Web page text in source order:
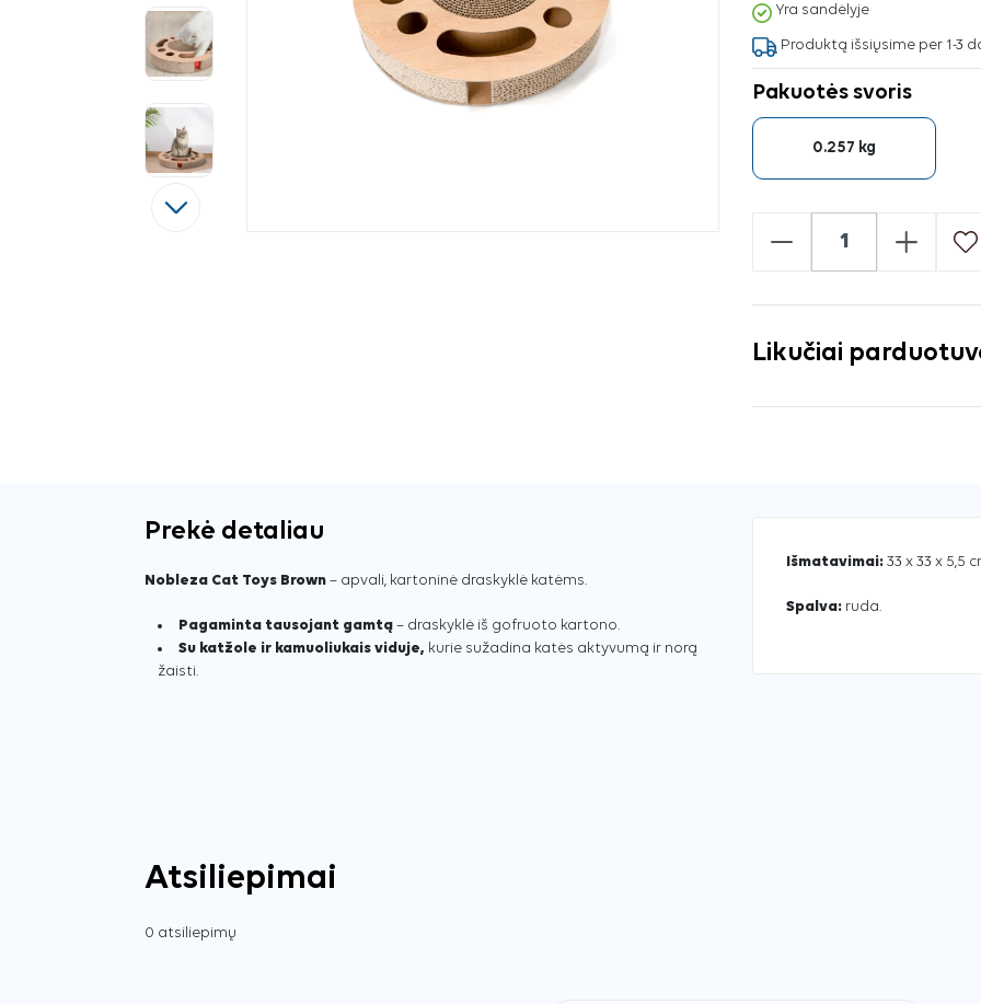
Tęsti
Yra sandėlyje
Produktą išsiųsime per 1-3
Pakuotės svoris
0.257 kg
- +
Likučiai
Prekė detaliau
Nobleza Cat Toys Brown – apvali, kartoninė draskyklė katėms.
Pagaminta tausojant gamtą – draskyklė iš gofruoto kartono.
Su katžole ir kamuoliukais viduje, kurie sužadina katės aktyvumą ir norą
žaisti.
Išmatavimai: 33 x 33 x 5,5
Spalva: ruda.
Atsiliepimai
0 atsiliepimų